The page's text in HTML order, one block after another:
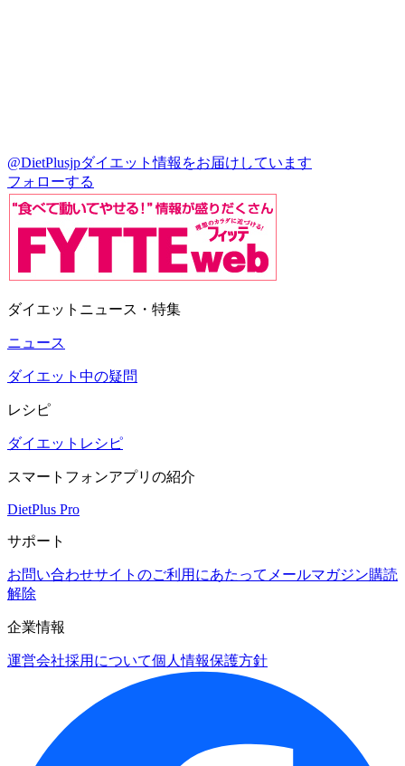
@DietPlusjpダイエット情報をお届けしています
フォローする
ダイエットニュース・特集
ニュース
ダイエット中の疑問
レシピ
ダイエットレシピ
スマートフォンアプリの紹介
DietPlus Pro
サポート
お問い合わせサイトのご利用にあたって メールマガジン購読
解除
企業情報
運営会社採用について個人情報保護方針